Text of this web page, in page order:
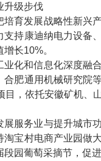
升级步伐
培育发展战略性新兴
持康迪纳电力设备
长10%。
业化和信息化深度融
合肥通用机械研究院
目，依托安徽矿机、
展服务业与提升城市
淘宝村电商产业园做
园葡萄采摘节，促